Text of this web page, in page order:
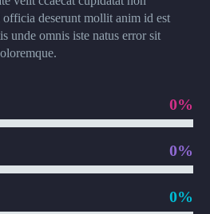
deserunt mollit anim id est
unde omnis iste natus error sit
0%
0%
0%